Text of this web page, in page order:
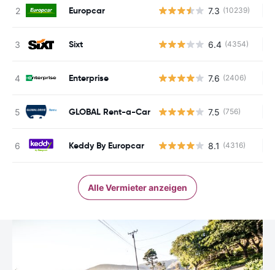
Europcar 7.3 (10239)
Sixt 6.4 (4354)
Enterprise 7.6 (2406)
GLOBAL Rent-a-Car 7.5 (756)
Keddy By Europcar 8.1 (4316)
Alle Vermieter anzeigen